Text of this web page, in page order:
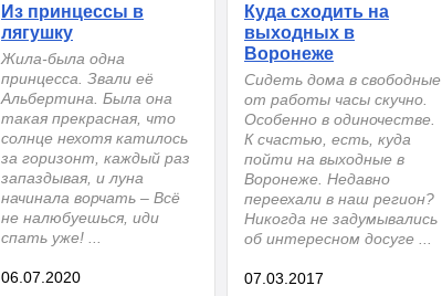
Из принцессы в
лягушку
Жила-была одна
принцесса. Звали её
Альбертина. Была она
такая прекрасная, что
солнце нехотя катилось
за горизонт, каждый раз
запаздывая, и луна
начинала ворчать – Всё
не налюбуешься, иди
спать уже! ...
06.07.2020
Куда сходить на
выходных в
Воронеже
Сидеть дома в свободные
от работы часы скучно.
Особенно в одиночестве.
К счастью, есть, куда
пойти на выходные в
Воронеже. Недавно
переехали в наш регион?
Никогда не задумывались
об интересном досуге ...
07.03.2017